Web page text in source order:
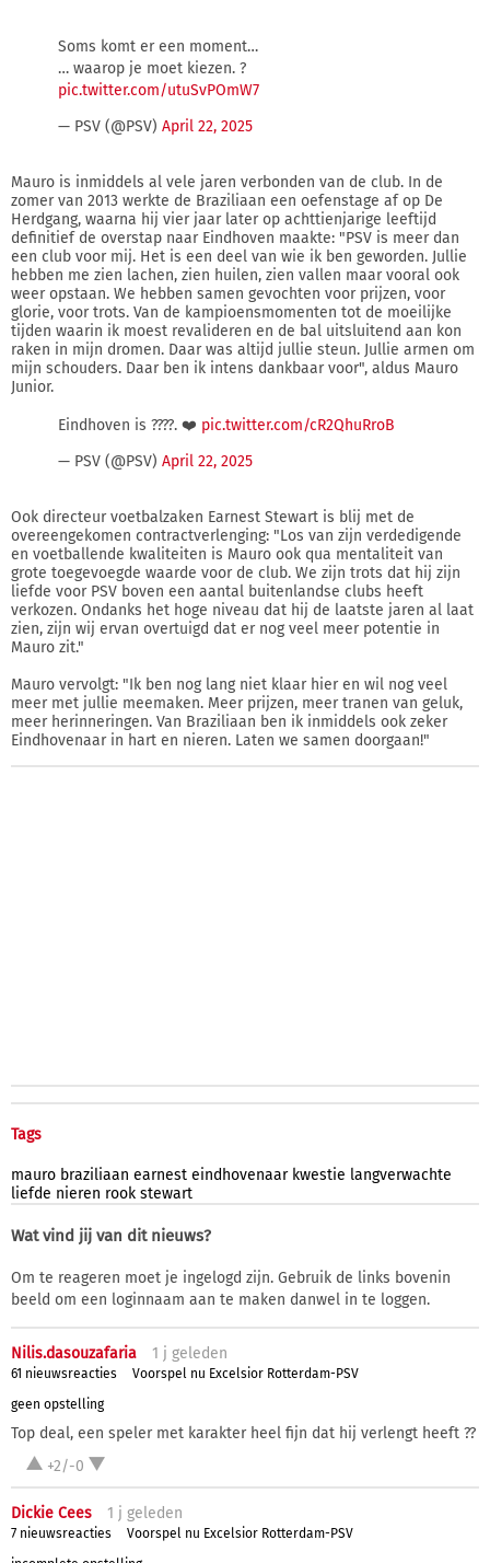
Soms komt er een moment…
… waarop je moet kiezen. ?
pic.twitter.com/utuSvPOmW7
— PSV (@PSV) April 22, 2025
Mauro is inmiddels al vele jaren verbonden van de club. In de
zomer van 2013 werkte de Braziliaan een oefenstage af op De
Herdgang, waarna hij vier jaar later op achttienjarige leeftijd
definitief de overstap naar Eindhoven maakte: "PSV is meer dan
een club voor mij. Het is een deel van wie ik ben geworden. Jullie
hebben me zien lachen, zien huilen, zien vallen maar vooral ook
weer opstaan. We hebben samen gevochten voor prijzen, voor
glorie, voor trots. Van de kampioensmomenten tot de moeilijke
tijden waarin ik moest revalideren en de bal uitsluitend aan kon
raken in mijn dromen. Daar was altijd jullie steun. Jullie armen om
mijn schouders. Daar ben ik intens dankbaar voor", aldus Mauro
Junior.
Eindhoven is ????. ❤️ pic.twitter.com/cR2QhuRroB
— PSV (@PSV) April 22, 2025
Ook directeur voetbalzaken Earnest Stewart is blij met de
overeengekomen contractverlenging: "Los van zijn verdedigende
en voetballende kwaliteiten is Mauro ook qua mentaliteit van
grote toegevoegde waarde voor de club. We zijn trots dat hij zijn
liefde voor PSV boven een aantal buitenlandse clubs heeft
verkozen. Ondanks het hoge niveau dat hij de laatste jaren al laat
zien, zijn wij ervan overtuigd dat er nog veel meer potentie in
Mauro zit."
Mauro vervolgt: "Ik ben nog lang niet klaar hier en wil nog veel
meer met jullie meemaken. Meer prijzen, meer tranen van geluk,
meer herinneringen. Van Braziliaan ben ik inmiddels ook zeker
Eindhovenaar in hart en nieren. Laten we samen doorgaan!"
Tags
mauro braziliaan earnest eindhovenaar kwestie langverwachte
liefde nieren rook stewart
Wat vind jij van dit nieuws?
Om te reageren moet je ingelogd zijn. Gebruik de links bovenin
beeld om een loginnaam aan te maken danwel in te loggen.
Nilis.dasouzafaria 1 j geleden
61 nieuwsreacties
Voorspel nu Excelsior Rotterdam-PSV
geen opstelling
Top deal, een speler met karakter heel fijn dat hij verlengt heeft ??
+2/-0
Dickie Cees 1 j geleden
7 nieuwsreacties
Voorspel nu Excelsior Rotterdam-PSV